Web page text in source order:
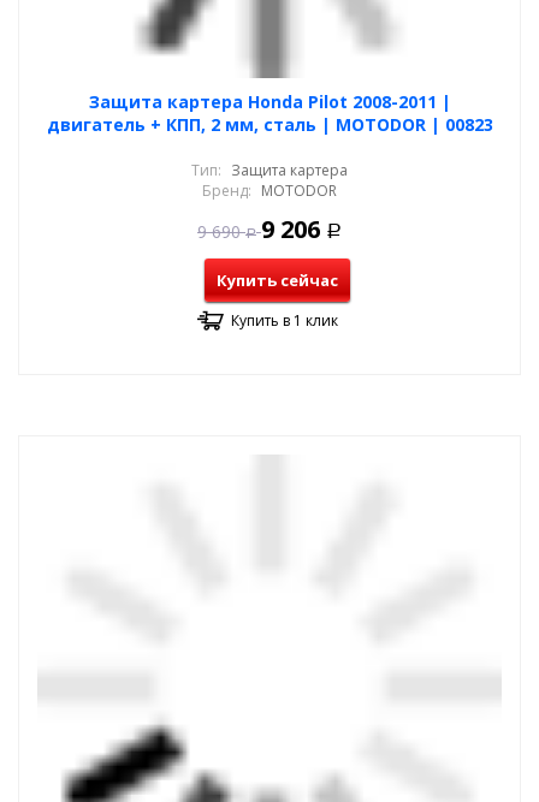
Защита картера Honda Pilot 2008-2011 |
двигатель + КПП, 2 мм, сталь | MOTODOR | 00823
Тип: Защита картера
Бренд: MOTODOR
9 690 Р 9 206 Р
Купить сейчас
Купить в 1 клик